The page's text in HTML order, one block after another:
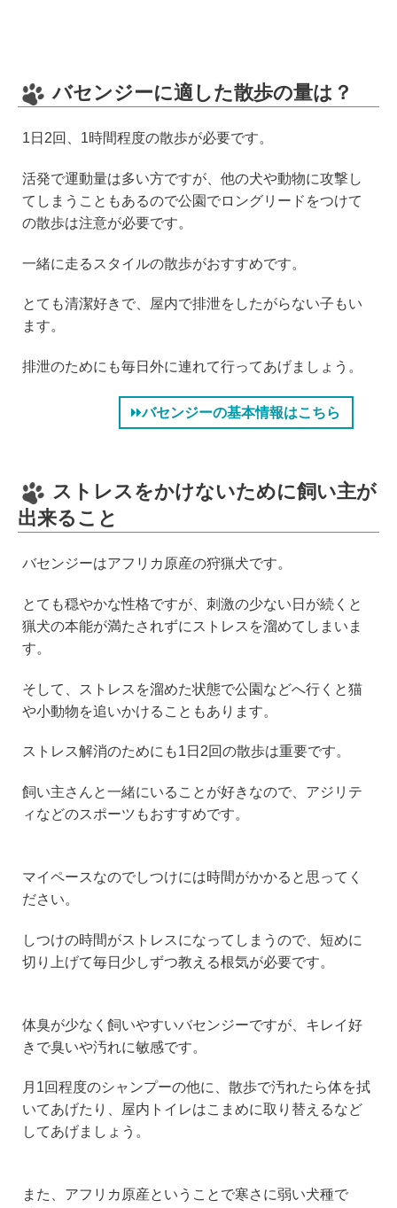
バセンジーに適した散歩の量は？
1日2回、1時間程度の散歩が必要です。
活発で運動量は多い方ですが、他の犬や動物に攻撃し
てしまうこともあるので公園でロングリードをつけて
の散歩は注意が必要です。
一緒に走るスタイルの散歩がおすすめです。
とても清潔好きで、屋内で排泄をしたがらない子もい
ます。
排泄のためにも毎日外に連れて行ってあげましょう。
バセンジーの基本情報はこちら
ストレスをかけないために飼い主が
出来ること
バセンジーはアフリカ原産の狩猟犬です。
とても穏やかな性格ですが、刺激の少ない日が続くと
猟犬の本能が満たされずにストレスを溜めてしまいま
す。
そして、ストレスを溜めた状態で公園などへ行くと猫
や小動物を追いかけることもあります。
ストレス解消のためにも1日2回の散歩は重要です。
飼い主さんと一緒にいることが好きなので、アジリテ
ィなどのスポーツもおすすめです。
マイペースなのでしつけには時間がかかると思ってく
ださい。
しつけの時間がストレスになってしまうので、短めに
切り上げて毎日少しずつ教える根気が必要です。
体臭が少なく飼いやすいバセンジーですが、キレイ好
きで臭いや汚れに敏感です。
月1回程度のシャンプーの他に、散歩で汚れたら体を拭
いてあげたり、屋内トイレはこまめに取り替えるなど
してあげましょう。
また、アフリカ原産ということで寒さに弱い犬種で